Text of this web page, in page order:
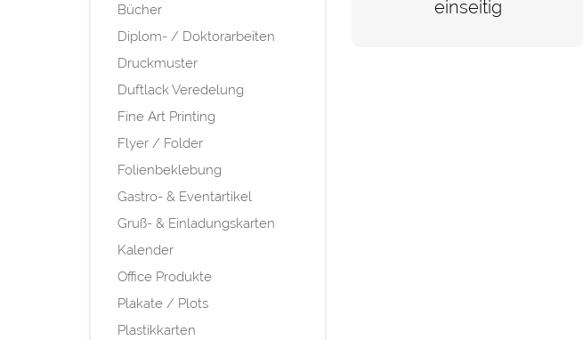
Bücher
Diplom- / Doktorarbeiten
Druckmuster
Duftlack Veredelung
Fine Art Printing
Flyer / Folder
Folienbeklebung
Gastro- & Eventartikel
Gruß- & Einladungskarten
Kalender
Office Produkte
Plakate / Plots
Plastikkarten
einseitig